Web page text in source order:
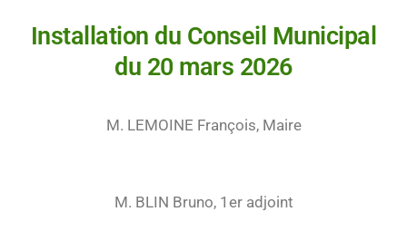
Installation du Conseil Municipal
du 20 mars 2026
M. LEMOINE François, Maire
M. BLIN Bruno, 1er adjoint